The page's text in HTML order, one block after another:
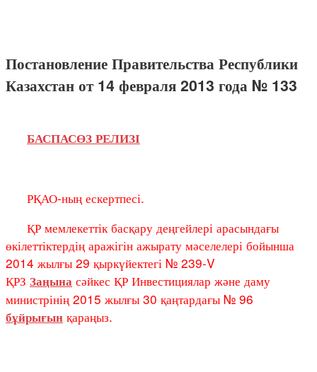
Постановление Правительства Республики
Казахстан от 14 февраля 2013 года № 133
БАСПАСӨЗ РЕЛИЗІ
РҚАО-ның ескертпесі.
ҚР мемлекеттік басқару деңгейлері арасындағы
өкілеттіктердің аражігін ажырату мәселелері бойынша
2014 жылғы 29 қыркүйектегі № 239-V
ҚРЗ Заңына сәйкес ҚР Инвестициялар және даму
министрінің 2015 жылғы 30 қаңтардағы № 96
бұйрығын қараңыз.